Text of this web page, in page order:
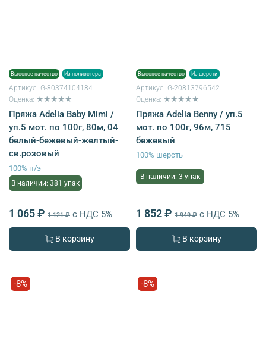
Высокое качество Из полиэстера
Артикул: G-80374104184
Оценка: ★★★★★
Пряжа Adelia Baby Mimi /
уп.5 мот. по 100г, 80м, 04
белый-бежевый-желтый-
св.розовый
100% п/э
В наличии: 381 упак
1 065 ₽ 1 121 ₽ с НДС 5%
В корзину
Высокое качество Из шерсти
Артикул: G-20813796542
Оценка: ★★★★★
Пряжа Adelia Benny / уп.5
мот. по 100г, 96м, 715
бежевый
100% шерсть
В наличии: 3 упак
1 852 ₽ 1 949 ₽ с НДС 5%
В корзину
-8% -8%